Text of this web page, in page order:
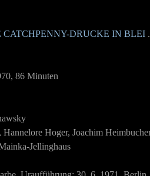
DRUCKE IN BLEI
, 86 Minuten
Hoger, Joachim
Jellinghaus